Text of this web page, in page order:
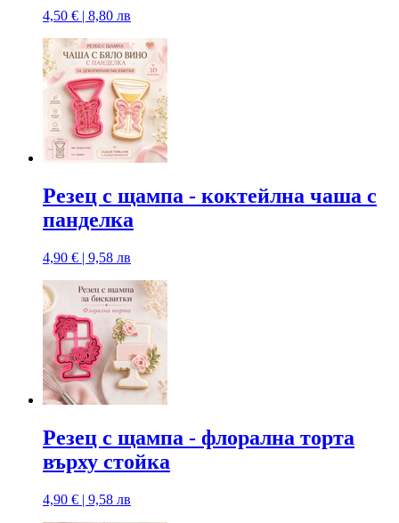
4,50 € | 8,80 лв
Резец с щампa - коктейлна чаша с
панделка
4,90 € | 9,58 лв
Резец с щампa - флорална торта
върху стойка
4,90 € | 9,58 лв